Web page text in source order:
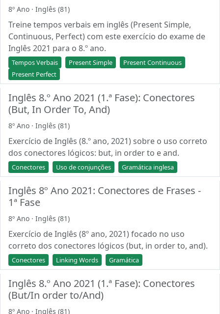
8º Ano · Inglês (81)
Treine tempos verbais em inglês (Present Simple,
Continuous, Perfect) com este exercício do exame de
Inglês 2021 para o 8.º ano.
Tempos Verbais Present Simple
Present Continuous
Present Perfect
Inglês 8.º Ano 2021 (1.ª Fase): Conectores
(But, In Order To, And)
8º Ano · Inglês (81)
Exercício de Inglês (8.º ano, 2021) sobre o uso correto
dos conectores lógicos: but, in order to e and.
Conectores Uso de conjunções Gramática inglesa
Inglês 8º Ano 2021: Conectores de Frases -
1ª Fase
8º Ano · Inglês (81)
Exercício de Inglês (8º ano, 2021) focado no uso
correto dos conectores lógicos (but, in order to, and).
Conectores Linking Words Gramática
Inglês 8.º Ano 2021 (1.ª Fase): Conectores
(But/In order to/And)
8º Ano · Inglês (81)